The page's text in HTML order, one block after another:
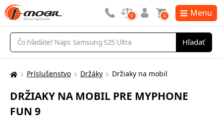
Vyhľadávanie
Hľadať
0 0 Menu
Tu
nachádzate:
Príslušenstvo Držáky Držiaky na mobil
DRŽIAKY NA MOBIL PRE MYPHONE
FUN 9